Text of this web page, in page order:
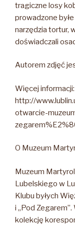
tragiczne losy
prowadzone
narzędzia tortur,
doświadczali
Autorem zdjęć
Więcej informacji:
http://
otwarcie-
O Muzeum
Muzeum
Lubelskiego w
Klubu byłych
i „Pod
kolekcję